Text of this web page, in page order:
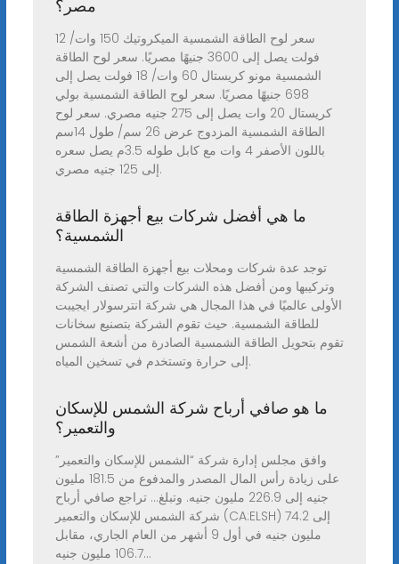
مصر؟
سعر لوح الطاقة الشمسية الميكروتيك 150 وات/ 12
فولت يصل إلى 3600 جنيهًا مصريًا. سعر لوح الطاقة
الشمسية مونو كريستال 60 وات/ 18 فولت يصل إلى
698 جنيهًا مصريًا. سعر لوح الطاقة الشمسية بولي
كريستال 20 وات يصل إلى 275 جنيه مصري. سعر لوح
الطاقة الشمسية المزدوج عرض 26 سم/ طول 14سم
باللون الأصفر 4 وات مع كابل طوله 3.5م يصل سعره
إلى 125 جنيه مصري.
ما هي أفضل شركات بيع أجهزة الطاقة
الشمسية؟
توجد عدة شركات ومحلات بيع أجهزة الطاقة الشمسية
وتركيبها ومن أفضل هذه الشركات والتي تصنف الشركة
الأولى عالميًا في هذا المجال هي شركة انترسولار ايجيبت
للطاقة الشمسية. حيث تقوم الشركة بتصنيع سخانات
تقوم بتحويل الطاقة الشمسية الصادرة من أشعة الشمس
إلى حرارة وتستخدم في تسخين المياه.
ما هو صافي أرباح شركة الشمس للإسكان
والتعمير؟
وافق مجلس إدارة شركة “الشمس للإسكان والتعمير”
على زيادة رأس المال المصدر والمدفوع من 181.5 مليون
جنيه إلى 226.9 مليون جنيه. وتبلغ... تراجع صافي أرباح
شركة الشمس للإسكان والتعمير (CA:ELSH) إلى 74.2
مليون جنيه في أول 9 أشهر من العام الجاري، مقابل
106.7 مليون جنيه...